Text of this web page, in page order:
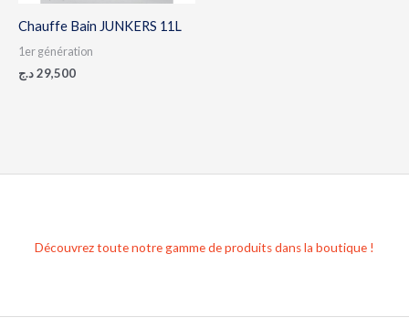
Chauffe Bain JUNKERS 11L
1er génération
29,500د.ج
Découvrez toute notre gamme de produits dans la boutique !